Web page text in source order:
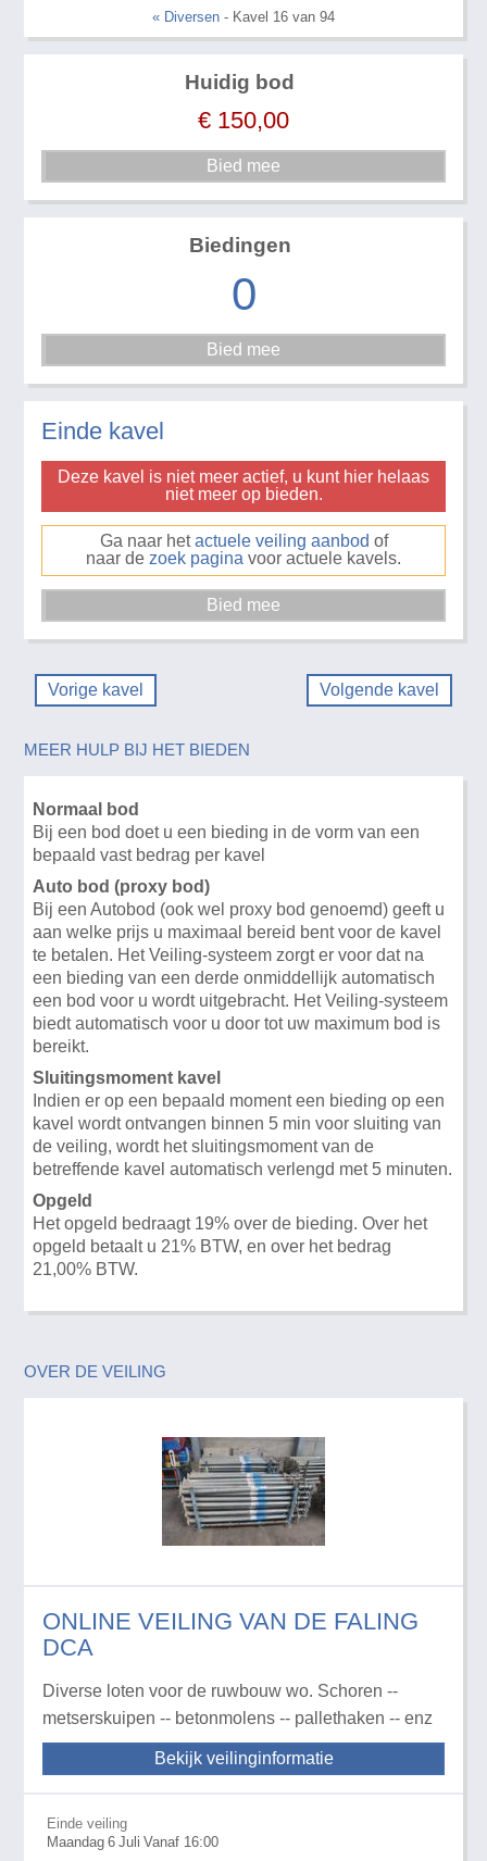
« Diversen - Kavel 16 van 94
Huidig bod
€ 150,00
Biedingen
0
Einde kavel
Deze kavel is niet meer actief, u kunt hier helaas
niet meer op bieden.
Ga naar hetactuele veiling aanbod of
naar de zoek pagina voor actuele kavels.
Vorige kavel Volgende kavel
MEER HULP BIJ HET BIEDEN
Normaal bod
Bij een bod doet u een bieding in de vorm van een
bepaald vast bedrag per kavel
Auto bod (proxy bod)
Bij een Autobod (ook wel proxy bod genoemd) geeft u
aan welke prijs u maximaal bereid bent voor de kavel
te betalen. Het Veiling-systeem zorgt er voor dat na
een bieding van een derde onmiddellijk automatisch
een bod voor u wordt uitgebracht. Het Veiling-systeem
biedt automatisch voor u door tot uw maximum bod is
bereikt.
Sluitingsmoment kavel
Indien er op een bepaald moment een bieding op een
kavel wordt ontvangen binnen 5 min voor sluiting van
de veiling, wordt het sluitingsmoment van de
betreffende kavel automatisch verlengd met 5 minuten.
Opgeld
Het opgeld bedraagt 19% over de bieding. Over het
opgeld betaalt u 21% BTW, en over het bedrag
21,00% BTW.
OVER DE VEILING
ONLINE VEILING VAN DE FALING
DCA
Diverse loten voor de ruwbouw wo. Schoren --
metserskuipen -- betonmolens -- pallethaken -- enz
Bekijk veilinginformatie
Einde veiling
Maandag 6 Juli Vanaf 16:00